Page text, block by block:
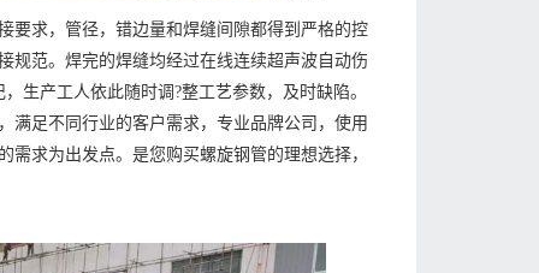
要求，管径，错边量和焊缝间隙都得到严格的控
规范。焊完的焊缝均经过在线连续超声波自动伤
生产工人依此随时调?整工艺参数，及时缺陷。
满足不同行业的客户需求，专业品牌公司，使用
求为出发点。是您购买螺旋钢管的理想选择，